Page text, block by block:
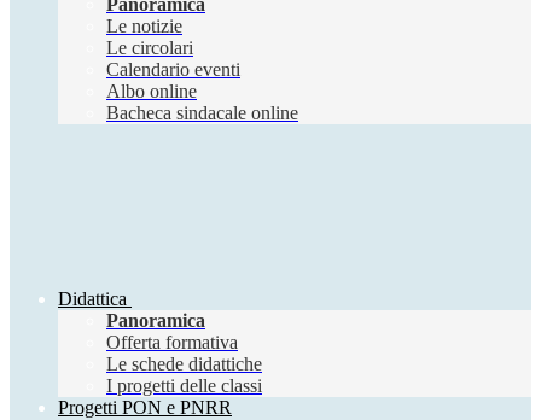
Panoramica
Le notizie
Le circolari
Calendario eventi
Albo online
Bacheca sindacale online
Didattica
Panoramica
Offerta formativa
Le schede didattiche
I progetti delle classi
Progetti PON e PNRR